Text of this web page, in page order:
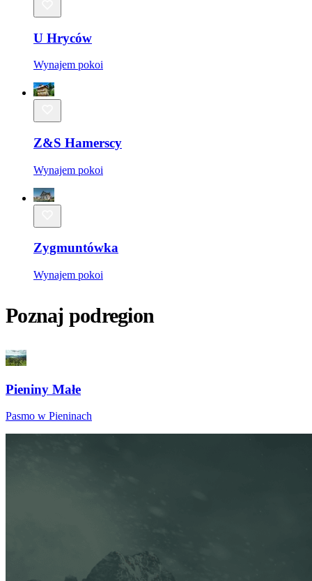
U Hryców
Wynajem pokoi
Z&S Hamerscy
Wynajem pokoi
Zygmuntówka
Wynajem pokoi
Poznaj podregion
Pieniny Małe
Pasmo w Pieninach